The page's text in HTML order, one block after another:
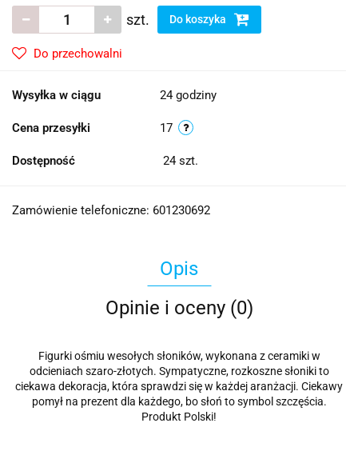
szt. Do koszyka
Do przechowalni
Wysyłka w ciągu 24 godziny
Cena przesyłki 17
Dostępność 24 szt.
Zamówienie telefoniczne: 601230692
Opis
Opinie i oceny (0)
Figurki ośmiu wesołych słoników, wykonana z ceramiki w
odcieniach szaro-złotych. Sympatyczne, rozkoszne słoniki to
ciekawa dekoracja, która sprawdzi się w każdej aranżacji. Ciekawy
pomył na prezent dla każdego, bo słoń to symbol szczęścia.
Produkt Polski!